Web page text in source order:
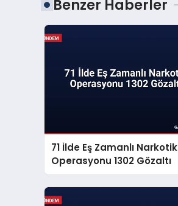
Benzer Haberler
71 İlde Eş Zamanlı Narkotik
Operasyonu 1302 Gözaltı